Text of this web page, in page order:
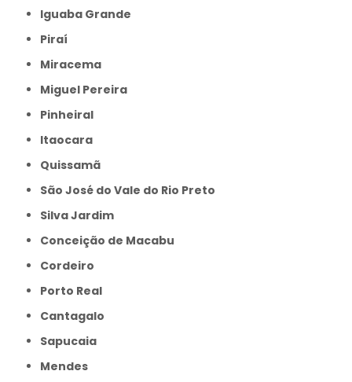
Iguaba Grande
Piraí
Miracema
Miguel Pereira
Pinheiral
Itaocara
Quissamã
São José do Vale do Rio Preto
Silva Jardim
Conceição de Macabu
Cordeiro
Porto Real
Cantagalo
Sapucaia
Mendes